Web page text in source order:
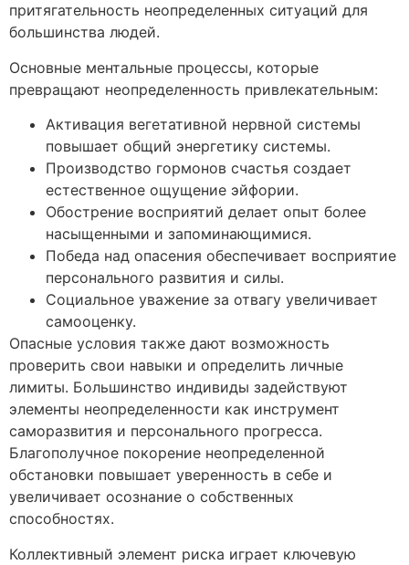
притягательность неопределенных ситуаций для
большинства людей.
Основные ментальные процессы, которые
превращают неопределенность привлекательным:
Активация вегетативной нервной системы
повышает общий энергетику системы.
Производство гормонов счастья создает
естественное ощущение эйфории.
Обострение восприятий делает опыт более
насыщенными и запоминающимися.
Победа над опасения обеспечивает восприятие
персонального развития и силы.
Социальное уважение за отвагу увеличивает
самооценку.
Опасные условия также дают возможность
проверить свои навыки и определить личные
лимиты. Большинство индивиды задействуют
элементы неопределенности как инструмент
саморазвития и персонального прогресса.
Благополучное покорение неопределенной
обстановки повышает уверенность в себе и
увеличивает осознание о собственных
способностях.
Коллективный элемент риска играет ключевую